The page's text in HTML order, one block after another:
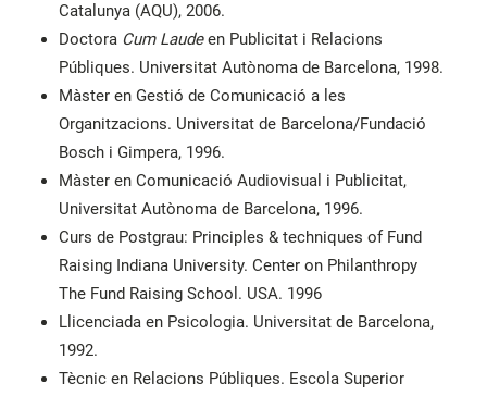
Catalunya (AQU), 2006.
Doctora Cum Laudeen Publicitat i Relacions
Públiques. Universitat Autònoma de Barcelona, 1998.
Màster en Gestió de Comunicació a les
Organitzacions. Universitat de Barcelona/Fundació
Bosch i Gimpera, 1996.
Màster en Comunicació Audiovisual i Publicitat,
Universitat Autònoma de Barcelona, 1996.
Curs de Postgrau: Principles & techniques of Fund
Raising Indiana University. Center on Philanthropy
The Fund Raising School. USA. 1996
Llicenciada en Psicologia. Universitat de Barcelona,
1992.
Tècnic en Relacions Públiques. Escola Superior